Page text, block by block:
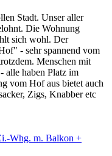
Stadt. Unser aller
Die Wohnung
sich wohl. Der
- sehr spannend vom
Menschen mit
alle haben Platz im
vom Hof aus bietet auch
Zigs, Knabber etc
Whg. m. Balkon +